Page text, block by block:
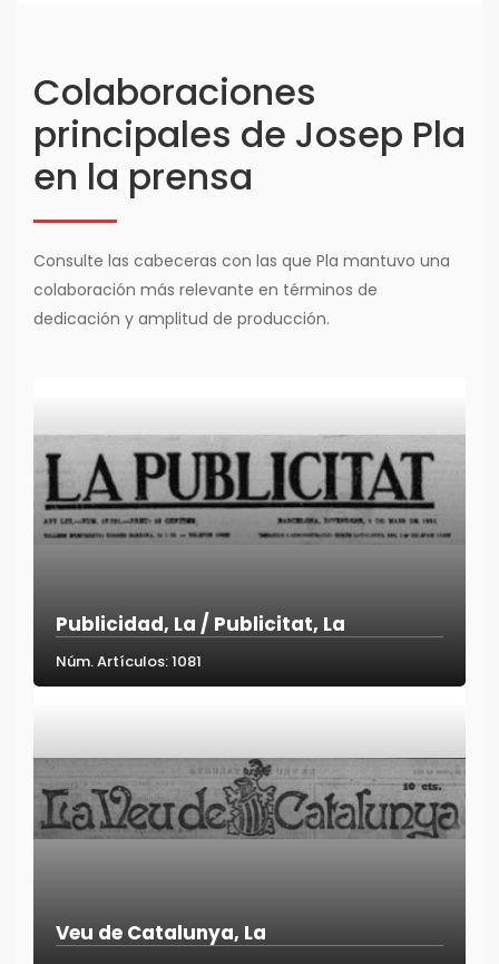
Colaboraciones
principales de Josep Pla
en la prensa
Consulte las cabeceras con las que Pla mantuvo una
colaboración más relevante en términos de
dedicación y amplitud de producción.
Publicidad, La / Publicitat, La
Núm. Artículos: 1081
Veu de Catalunya, La